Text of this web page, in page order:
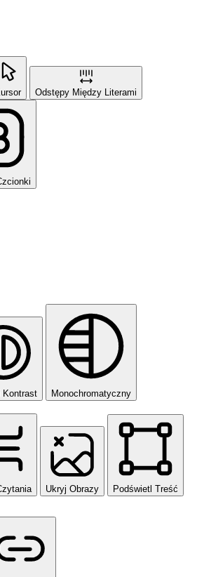
Odstępy Między Literami
Kontrast Monochromatyczny
Ukryj Obrazy Podświetl Treść